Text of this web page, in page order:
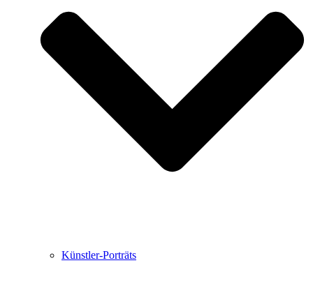
Künstler-Porträts